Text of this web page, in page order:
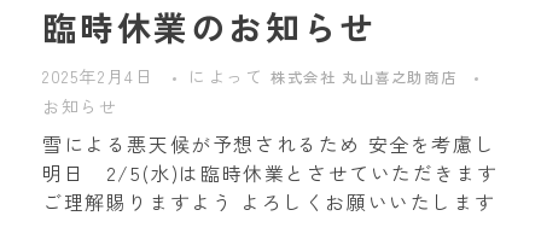
臨時休業のお知らせ
2025年2月4日 によって 株式会社 丸山喜之助商店
お知らせ
雪による悪天候が予想されるため 安全を考慮し
明日 2/5(水)は臨時休業とさせていただきます
ご理解賜りますよう よろしくお願いいたします